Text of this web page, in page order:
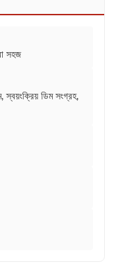
সহজ
স্বয়ংক্রিয় ডিম সংগ্রহ,